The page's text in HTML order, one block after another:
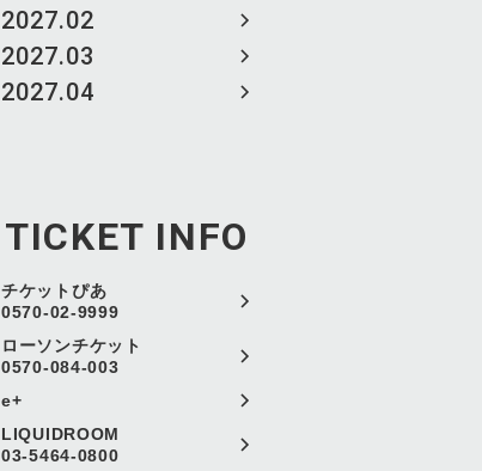
2027.02
2027.03
2027.04
TICKET INFO
チケットぴあ
0570-02-9999
ローソンチケット
0570-084-003
e+
LIQUIDROOM
03-5464-0800